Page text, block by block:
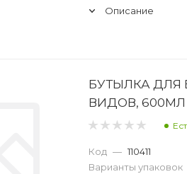
Описание
БУТЫЛКА ДЛЯ
ВИДОВ, 600МЛ
Код — 110411
Варианты упаковок